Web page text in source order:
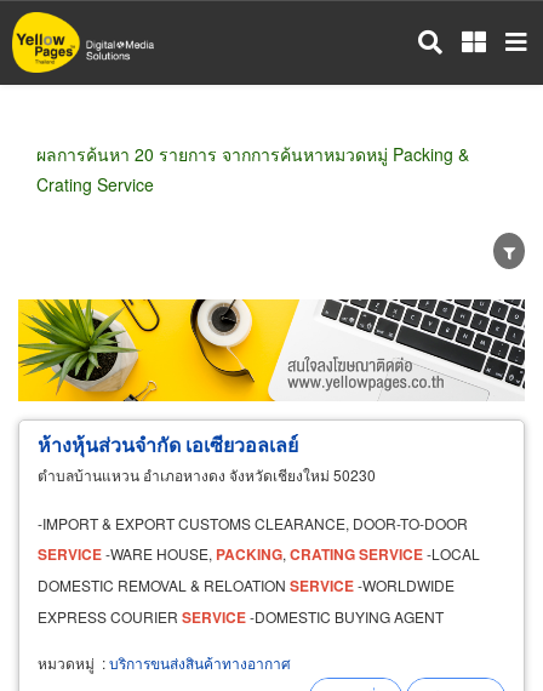
ข้าม
ไป
ผลการค้นหา 20 รายการ จากการค้นหาหมวดหมู่ Packing &
Crating Service
ขายส่ง ขายปลีก ผู้ผลิต
ตัวแทนจัดจำหน่าย
ผู้ส่งออก/นำเข้า
ธุรกิจบริการ
ห้างหุ้นส่วนจำกัด เอเซียวอลเลย์
ตำบลบ้านแหวน อำเภอหางดง จังหวัดเชียงใหม่ 50230
-IMPORT & EXPORT CUSTOMS CLEARANCE, DOOR-TO-DOOR
SERVICE-WARE HOUSE, PACKING, CRATINGSERVICE-LOCAL
DOMESTIC REMOVAL & RELOATION SERVICE-WORLDWIDE
EXPRESS COURIER SERVICE-DOMESTIC BUYING AGENT
MARINE INSURANCE
-SHIPPING
หมวดหมู่ :บริการขนส่งสินค้าทางอากาศ